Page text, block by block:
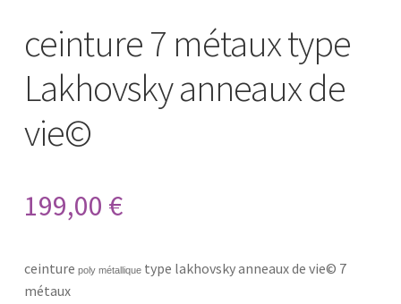
ceinture 7 métaux type
Lakhovsky anneaux de
vie©
199,00 €
ceinture poly métallique type lakhovsky anneaux de vie© 7
métaux